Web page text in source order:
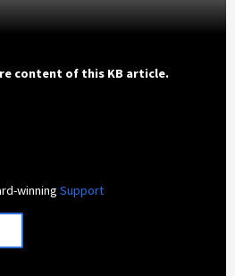
content of this KB article.
winningSupport